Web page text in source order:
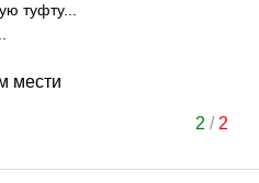
туфту...
мести
2 / 2